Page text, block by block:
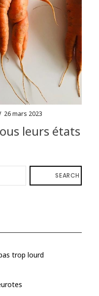
26 mars 2023
leurs états
SEARCH
trop lourd